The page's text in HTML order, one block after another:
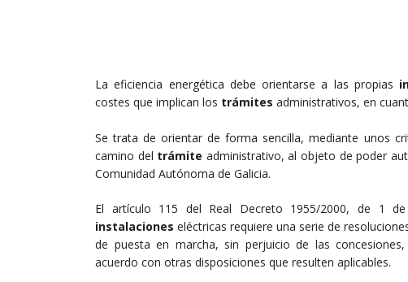
La eficiencia energética debe orientarse a las propias
costes que implican los trámites administrativos, en
Se trata de orientar de forma sencilla, mediante unos
camino del trámite administrativo, al objeto de poder
Comunidad Autónoma de Galicia.
El artículo 115 del Real Decreto 1955/2000, de 1
instalaciones eléctricas requiere una serie de
de puesta en marcha, sin perjuicio de las
acuerdo con otras disposiciones que resulten aplicables.